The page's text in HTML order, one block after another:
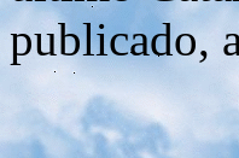
publicado,